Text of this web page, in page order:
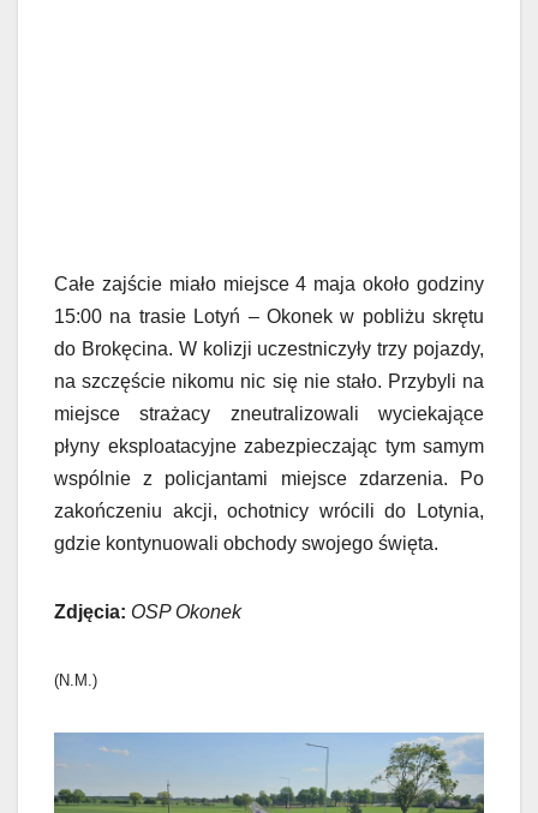
Całe zajście miało miejsce 4 maja około godziny
15:00 na trasie Lotyń – Okonek w pobliżu skrętu
do Brokęcina. W kolizji uczestniczyły trzy pojazdy,
na szczęście nikomu nic się nie stało. Przybyli na
miejsce strażacy zneutralizowali wyciekające
płyny eksploatacyjne zabezpieczając tym samym
wspólnie z policjantami miejsce zdarzenia. Po
zakończeniu akcji, ochotnicy wrócili do Lotynia,
gdzie kontynuowali obchody swojego święta.
Zdjęcia: OSP Okonek
(N.M.)